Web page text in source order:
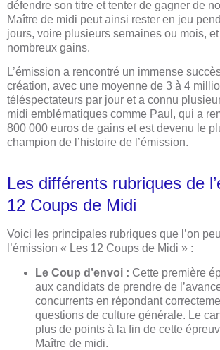
défendre son titre et tenter de gagner de
Maître de midi peut ainsi rester en jeu
jours, voire plusieurs semaines ou mois,
nombreux gains.
L’émission a rencontré un immense
création, avec une moyenne de 3 à 4
téléspectateurs par jour et a connu
midi emblématiques comme Paul, qui a
800 000 euros de gains et est devenu le
champion de l’histoire de l’émission.
Les différents rubriques de
12 Coups de Midi
Voici les principales rubriques que l’on
l’émission « Les 12 Coups de Midi » :
Le Coup d’envoi : Cette première
aux candidats de prendre de
concurrents en répondant
questions de culture générale. Le
plus de points à la fin de cette
Maître de midi.